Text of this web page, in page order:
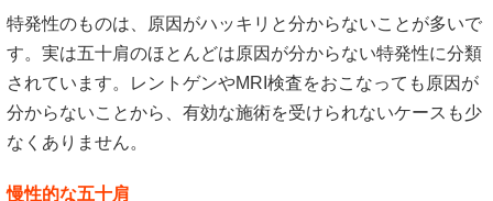
特発性のものは、原因がハッキリと分からないことが多いで
す。実は五十肩のほとんどは原因が分からない特発性に分類
されています。レントゲンやMRI検査をおこなっても原因が
分からないことから、有効な施術を受けられないケースも少
なくありません。
慢性的な五十肩